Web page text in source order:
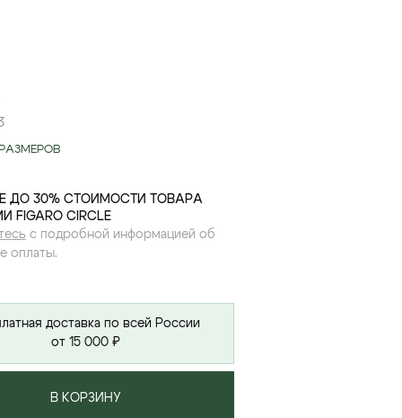
ДО 30% СТОИМОСТИ ТОВАРА
FIGARO CIRCLE
с подробной информацией об
оплаты.
доставка по всей России
от 15 000 ₽
В КОРЗИНУ